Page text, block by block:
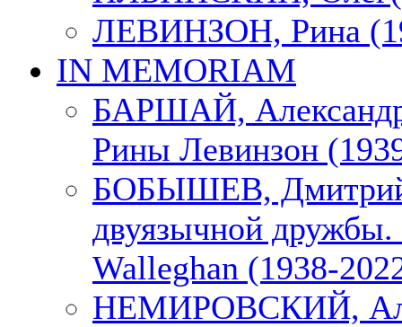
ЛЕВИНЗОН, Рина
IN MEMORIAM
БАРШАЙ,
Рины Левинзон
БОБЫШЕВ,
двуязычной
Walleghan (1938-
НЕМИРОВСКИЙ,